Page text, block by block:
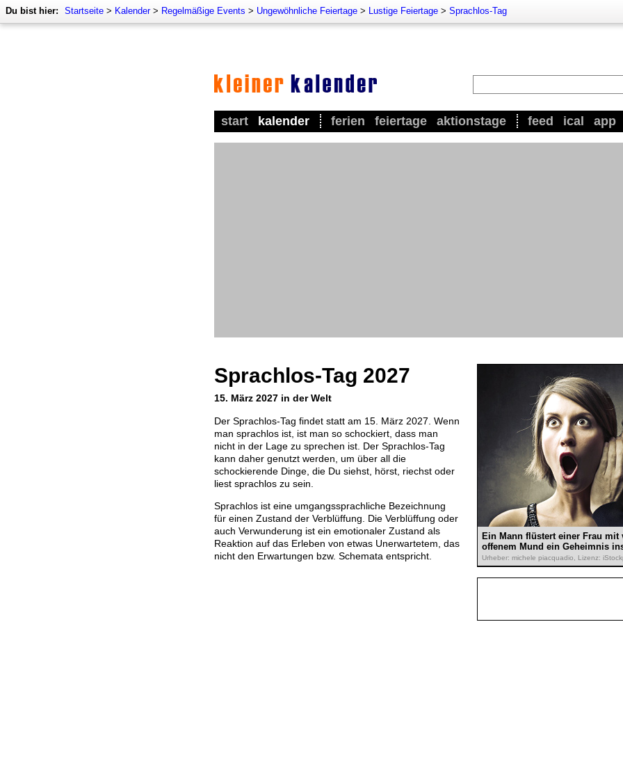
Du bist hier: Startseite > Kalender> Regelmäßige Events > Ungewöhnliche Feiertage > Lustige Feiertage > Sprachlos-Tag
start kalender ferien feiertage aktionstage feed ical app
Sprachlos-Tag 2027
15. März 2027 in der Welt
Ein Mann flüstert einer Frau mit
offenem Mund ein Geheimnis
Urheber: michele piacquadio, Lizenz:
Der Sprachlos-Tag findet statt am 15. März 2027. Wenn
man sprachlos ist, ist man so schockiert, dass man
nicht in der Lage zu sprechen ist. Der Sprachlos-Tag
kann daher genutzt werden, um über all die
schockierende Dinge, die Du siehst, hörst, riechst oder
liest sprachlos zu sein.
Sprachlos ist eine umgangssprachliche Bezeichnung
für einen Zustand der Verblüffung. Die Verblüffung oder
auch Verwunderung ist ein emotionaler Zustand als
Reaktion auf das Erleben von etwas Unerwartetem, das
nicht den Erwartungen bzw. Schemata entspricht.